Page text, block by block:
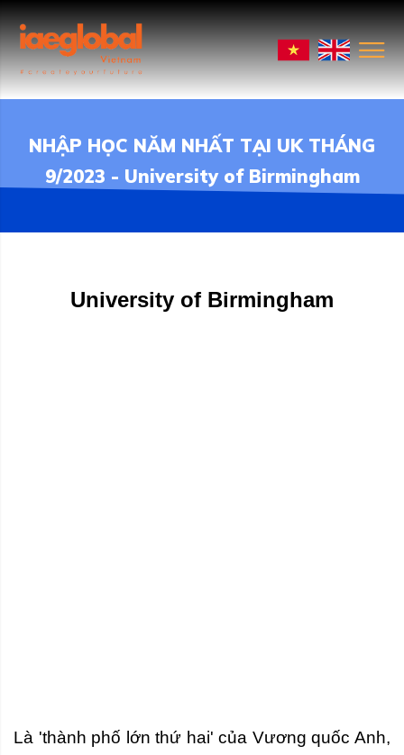
NHẬP HỌC NĂM NHẤT TẠI UK THÁNG
9/2023 - University of Birmingham
University of Birmingham
Là 'thành phố lớn thứ hai' của Vương quốc Anh,